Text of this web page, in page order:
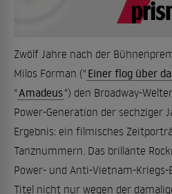
Zwölf Jahre nach der
Milos Forman (" Einer flog über
"Amadeus") den Broadway-
Power-Generation der sechziger
Ergebnis: ein filmisches
Tanznummern. Das brillante
Power- und Anti-Vietnam-
Titel nicht nur wegen der